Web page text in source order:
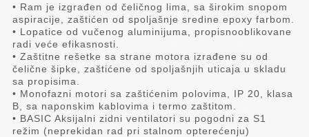
• Ram je izgrađen od čeličnog lima, sa širokim snopom
aspiracije, zaštićen od spoljašnje sredine epoxy farbom.
• Lopatice od vučenog aluminijuma, propisnooblikovane
radi veće efikasnosti.
• Zaštitne rešetke sa strane motora izrađene su od
čelične šipke, zaštićene od spoljašnjih uticaja u skladu
sa propisima.
• Monofazni motori sa zaštićenim polovima, IP 20, klasa
B, sa naponskim kablovima i termo zaštitom.
• BASIC Aksijalni zidni ventilatori su pogodni za S1
režim (neprekidan rad pri stalnom opterećenju)